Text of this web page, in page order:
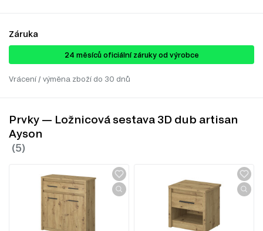
Záruka
24 ​​​​měsíců oficiální záruky od výrobce
Vrácení / výměna zboží do 30 dnů
Prvky — Ložnicová sestava 3D dub artisan
Ayson